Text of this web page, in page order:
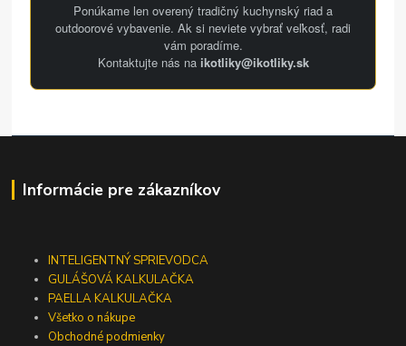
Ponúkame len overený tradičný kuchynský riad a
outdoorové vybavenie. Ak si neviete vybrať veľkosť, radi
vám poradíme.
Kontaktujte nás na ikotliky@ikotliky.sk
Informácie pre zákazníkov
INTELIGENTNÝ SPRIEVODCA
GULÁŠOVÁ KALKULAČKA
PAELLA KALKULAČKA
Všetko o nákupe
Obchodné podmienky